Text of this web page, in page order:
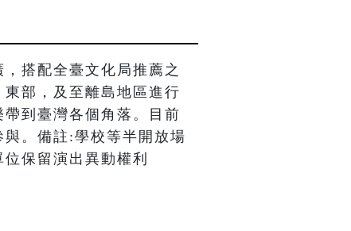
搭配全臺文化局推薦之
部，及至離島地區進行
到臺灣各個角落。目前
。備註:學校等半開放場
保留演出異動權利